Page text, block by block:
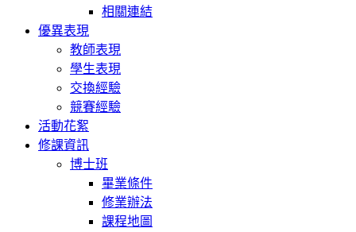
相關連結
優異表現
教師表現
學生表現
交換經驗
競賽經驗
活動花絮
修課資訊
博士班
畢業條件
修業辦法
課程地圖